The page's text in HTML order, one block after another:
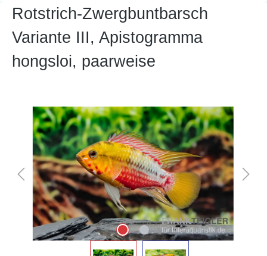
Rotstrich-Zwergbuntbarsch
Variante III, Apistogramma
hongsloi, paarweise
Bildergalerie überspringen